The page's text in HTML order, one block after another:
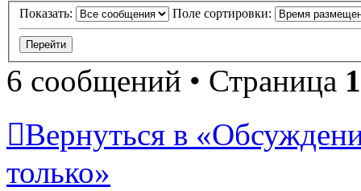
Показать: Поле сортировки:
6 сообщений • Страница 1
Вернуться в
только»